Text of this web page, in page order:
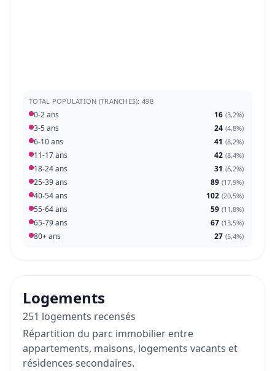
TOTAL POPULATION (TRANCHES): 498
0-2 ans 16 (3,2%)
3-5 ans 24 (4,8%)
6-10 ans 41 (8,2%)
11-17 ans 42 (8,4%)
18-24 ans 31 (6,2%)
25-39 ans 89 (17,9%)
40-54 ans 102 (20,5%)
55-64 ans 59 (11,8%)
65-79 ans 67 (13,5%)
80+ ans 27 (5,4%)
Logements
251 logements recensés
Répartition du parc immobilier entre
appartements, maisons, logements vacants et
résidences secondaires.